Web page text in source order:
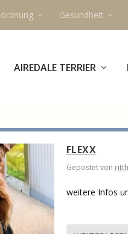
Gesundheit
AIREDALE TERRIER
FLEXX
Gepostet von
weitere Infos